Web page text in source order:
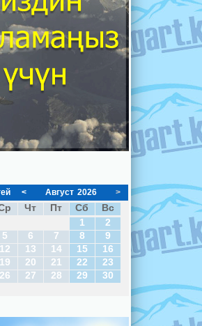
< Август 2026 >
Чт Пт Сб
Вс
1
2
5 6 7 8
9
12 13 14 15
16
19 20 21 22
23
26 27 28 29
30